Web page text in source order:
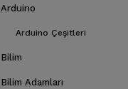
Arduino
Arduino Çeşitleri
Bilim
Bilim Adamları